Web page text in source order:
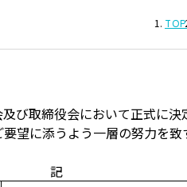
TOP
び取締役会において正式に決
望に添うよう一層の努力を致
記